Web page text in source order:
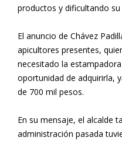
productos y dificultando su
El anuncio de Chávez
apicultores presentes,
necesitado la
oportunidad de adquirirla,
de 700 mil pesos.
En su mensaje, el alcalde
administración pasada